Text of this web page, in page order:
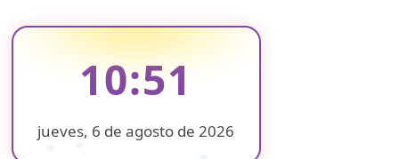
10:51
jueves, 6 de agosto de 2026